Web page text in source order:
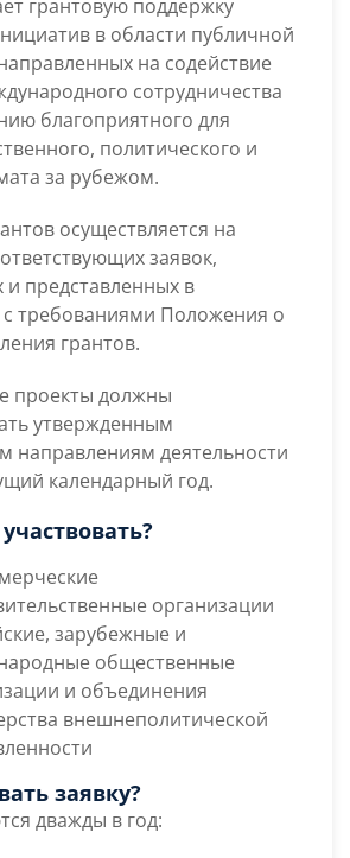
Горчакова
грантовую поддержку
в области публичной
на содействие
сотрудничества
благоприятного для
политического и
за рубежом.
осуществляется на
заявок,
представленных в
с требованиями Положения о
грантов.
проекты должны
утвержденным
направлениям деятельности
календарный год.
организации
зарубежные и
общественные
и объединения
внешнеполитической
заявку?
дважды в год: